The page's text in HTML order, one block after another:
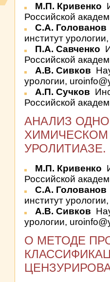
М.П. Кривенко
Российской
С.А. Голованов
институт
П.А. Савченко
Российской
А.В. Сивков
урологии,
А.П. Сучков
Российской
АНАЛИЗ
ХИМИЧЕСКОМ
УРОЛИТИАЗЕ.
М.П. Кривенко
Российской
С.А. Голованов
институт
А.В. Сивков
урологии,
О МЕТОДЕ